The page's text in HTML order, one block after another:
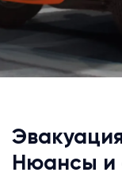
Нюансы и